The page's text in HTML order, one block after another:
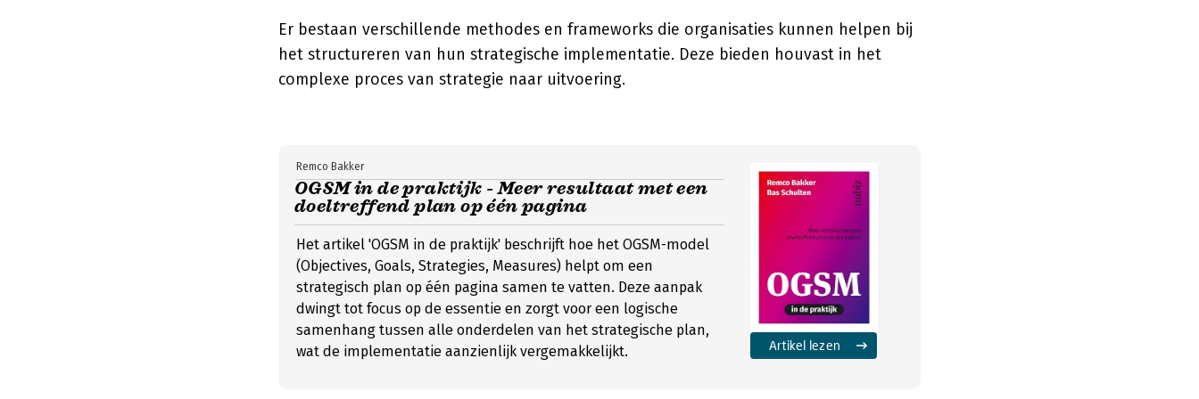
Er bestaan verschillende methodes en frameworks die organisaties kunnen helpen bij
het structureren van hun strategische implementatie. Deze bieden houvast in het
complexe proces van strategie naar uitvoering.
OGSM in de praktijk - Meer resultaat met een
doeltreffend plan op één pagina
Remco Bakker
Het artikel 'OGSM in de praktijk' beschrijft hoe het OGSM-model
(Objectives, Goals, Strategies, Measures) helpt om een
strategisch plan op één pagina samen te vatten. Deze aanpak
dwingt tot focus op de essentie en zorgt voor een logische
samenhang tussen alle onderdelen van het strategische plan,
wat de implementatie aanzienlijk vergemakkelijkt.
Artikel lezen